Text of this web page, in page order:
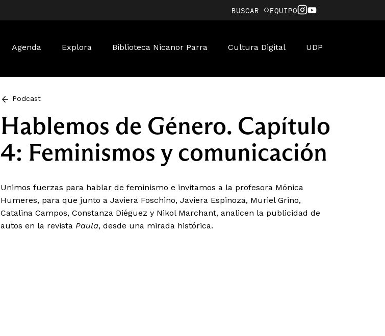
BUSCAR EQUIPO
Agenda Explora Biblioteca Nicanor Parra Cultura Digital UDP
Podcast
Hablemos de Género. Capítulo
4: Feminismos y comunicación
Unimos fuerzas para hablar de feminismo e invitamos a la profesora Mónica
Humeres, para que junto a Javiera Foschino, Javiera Espinoza, Muriel Grino,
Catalina Campos, Constanza Diéguez y Nikol Marchant, analicen la publicidad de
autos en la revista Paula, desde una mirada histórica.